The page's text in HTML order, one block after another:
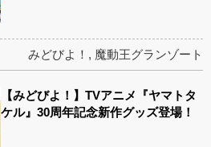
みどびよ！ , 魔動王グランゾート
【みどびよ！】TVアニメ『ヤマトタ
ケル』30周年記念新作グッズ登場！